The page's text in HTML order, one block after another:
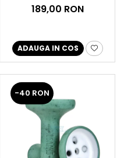
189,00 RON
ADAUGA IN COS
-40 RON